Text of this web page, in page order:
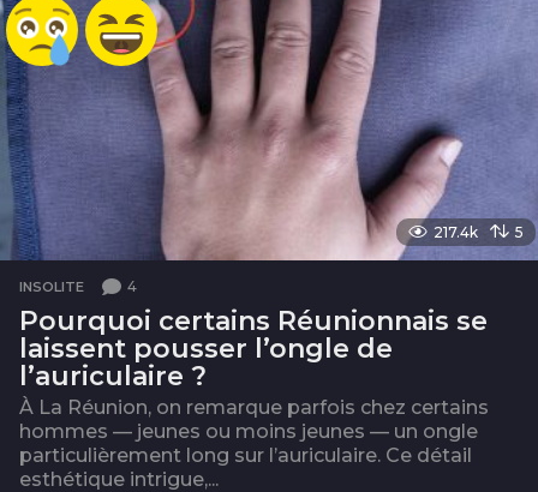
217.4k 5
INSOLITE 4
Pourquoi certains Réunionnais se
laissent pousser l’ongle de
l’auriculaire ?
À La Réunion, on remarque parfois chez certains
hommes — jeunes ou moins jeunes — un ongle
particulièrement long sur l’auriculaire. Ce détail
esthétique intrigue,...